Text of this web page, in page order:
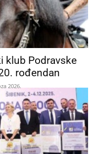
klub Podravske
rođendan
2026.